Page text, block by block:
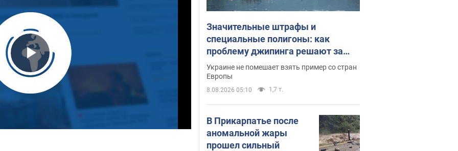
Play Video
Значительные штрафы и
специальные полигоны: как
проблему джипинга решают за
границей
Украине не помешает взять пример со стран
Европы
8.08.2026 05:10 1,7 т.
В Прикарпатье после
аномальной жары
прошел сильный